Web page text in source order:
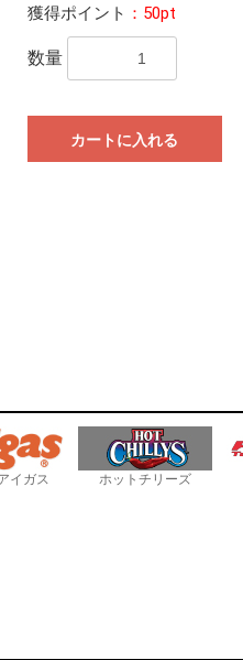
獲得ポイント ：50pt
数量
カートに入れる
イガス ホットチリーズ